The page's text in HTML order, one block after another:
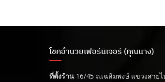
โชคอำนวยเฟอร์นิเจอร์ (คุณนาง)
ที่ตั้งร้าน 16/45 ถ.เฉลิมพงษ์ แขวงสาย